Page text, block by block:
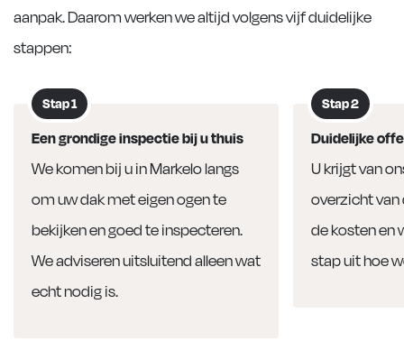
aanpak. Daarom werken we altijd volgens vijf duidelijke
stappen:
Stap 1
Een grondige inspectie bij u thuis
We komen bij u in Markelo langs
om uw dak met eigen ogen te
bekijken en goed te inspecteren.
We adviseren uitsluitend alleen wat
echt nodig is.
Stap 2
Duidelijke
U krijgt van
overzicht van
de kosten en
stap uit hoe